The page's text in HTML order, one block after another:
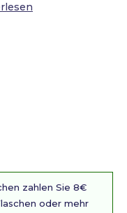
zahlen Sie 8€
oder mehr